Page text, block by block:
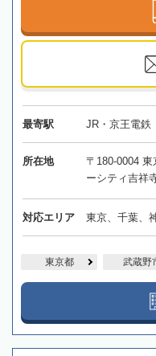
最寄駅 JR・京王電鉄
所在地
〒180-0004
ーシティ吉祥
対応エリア 東京、千葉、
東京都 武蔵野